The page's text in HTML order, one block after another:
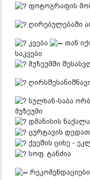
ფოტოგრაფის
ღირებულებაში
კვება
თან
საკვები
მუზეუმში
სულხან-საბა
მუზეუმი
დმანისის
ცურტავის
ქვეშის ციხე -
სოფ. ტანძია
რეკომენდაციები